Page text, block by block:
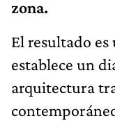
zona.
El resultado
establece un
arquitectura